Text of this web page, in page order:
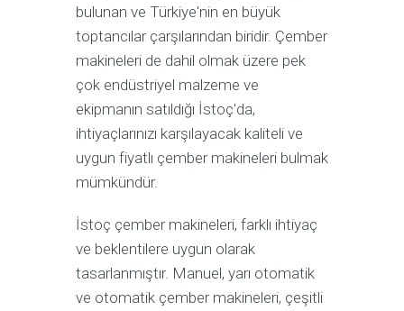
bulunan ve Türkiye'nin en büyük
toptancılar çarşılarından biridir. Çember
makineleri de dahil olmak üzere pek
çok endüstriyel malzeme ve
ekipmanın satıldığı İstoç'da,
ihtiyaçlarınızı karşılayacak kaliteli ve
uygun fiyatlı çember makineleri bulmak
mümkündür.
İstoç çember makineleri, farklı ihtiyaç
ve beklentilere uygun olarak
tasarlanmıştır. Manuel, yarı otomatik
ve otomatik çember makineleri, çeşitli